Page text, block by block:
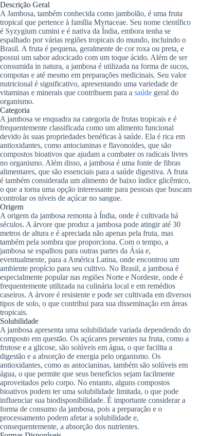
Descrição Geral
A Jambosa, também conhecida como jambolão, é uma fruta
tropical que pertence à família Myrtaceae. Seu nome científico
é Syzygium cumini e é nativa da Índia, embora tenha se
espalhado por várias regiões tropicais do mundo, incluindo o
Brasil. A fruta é pequena, geralmente de cor roxa ou preta, e
possui um sabor adocicado com um toque ácido. Além de ser
consumida in natura, a jambosa é utilizada na forma de sucos,
compotas e até mesmo em preparações medicinais. Seu valor
nutricional é significativo, apresentando uma variedade de
vitaminas e minerais que contribuem para a saúde geral do
organismo.
Categoria
A jambosa se enquadra na categoria de frutas tropicais e é
frequentemente classificada como um alimento funcional
devido às suas propriedades benéficas à saúde. Ela é rica em
antioxidantes, como antocianinas e flavonoides, que são
compostos bioativos que ajudam a combater os radicais livres
no organismo. Além disso, a jambosa é uma fonte de fibras
alimentares, que são essenciais para a saúde digestiva. A fruta
é também considerada um alimento de baixo índice glicêmico,
o que a torna uma opção interessante para pessoas que buscam
controlar os níveis de açúcar no sangue.
Origem
A origem da jambosa remonta à Índia, onde é cultivada há
séculos. A árvore que produz a jambosa pode atingir até 30
metros de altura e é apreciada não apenas pela fruta, mas
também pela sombra que proporciona. Com o tempo, a
jambosa se espalhou para outras partes da Ásia e,
eventualmente, para a América Latina, onde encontrou um
ambiente propício para seu cultivo. No Brasil, a jambosa é
especialmente popular nas regiões Norte e Nordeste, onde é
frequentemente utilizada na culinária local e em remédios
caseiros. A árvore é resistente e pode ser cultivada em diversos
tipos de solo, o que contribui para sua disseminação em áreas
tropicais.
Solubilidade
A jambosa apresenta uma solubilidade variada dependendo do
composto em questão. Os açúcares presentes na fruta, como a
frutose e a glicose, são solúveis em água, o que facilita a
digestão e a absorção de energia pelo organismo. Os
antioxidantes, como as antocianinas, também são solúveis em
água, o que permite que seus benefícios sejam facilmente
aproveitados pelo corpo. No entanto, alguns compostos
bioativos podem ter uma solubilidade limitada, o que pode
influenciar sua biodisponibilidade. É importante considerar a
forma de consumo da jambosa, pois a preparação e o
processamento podem afetar a solubilidade e,
consequentemente, a absorção dos nutrientes.